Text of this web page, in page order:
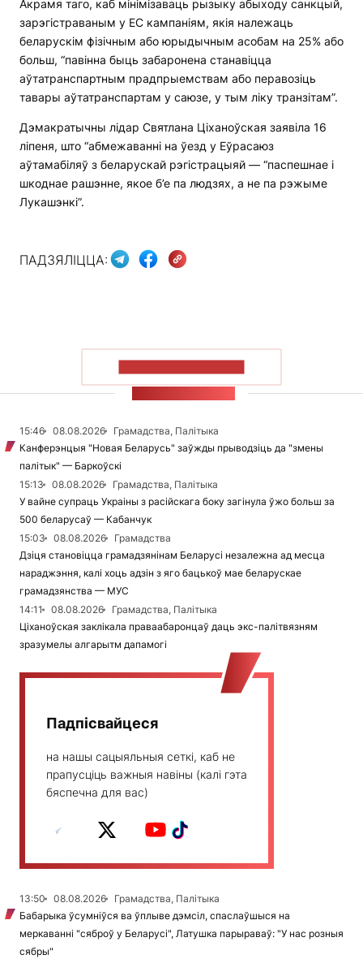
Акрамя таго, каб мінімізаваць рызыку абыходу санкцый,
зарэгістраваным у ЕС кампаніям, якія належаць
беларускім фізічным або юрыдычным асобам на 25% або
больш, “павінна быць забаронена станавіцца
аўтатранспартным прадпрыемствам або перавозіць
тавары аўтатранспартам у саюзе, у тым ліку транзітам”.
Дэмакратычны лідар Святлана Ціханоўская заявіла 16
ліпеня, што “абмежаванні на ўезд у Еўрасаюз
аўтамабіляў з беларускай рэгістрацыяй — “паспешнае і
шкоднае рашэнне, якое б’е па людзях, а не па рэжыме
Лукашэнкі”.
ПАДЗЯЛІЦЦА:
15:46 08.08.2026
Грамадства, Палітыка
Канферэнцыя "Новая Беларусь" заўжды прыводзіць да "змены
палітык" — Баркоўскі
15:13
08.08.2026
Грамадства, Палітыка
У вайне супраць Украіны з расійскага боку загінула ўжо больш за
500 беларусаў — Кабанчук
15:03
08.08.2026
Грамадства
Дзіця становіцца грамадзянінам Беларусі незалежна ад месца
нараджэння, калі хоць адзін з яго бацькоў мае беларускае
грамадзянства — МУС
14:11
08.08.2026
Грамадства, Палітыка
Ціханоўская заклікала праваабаронцаў даць экс-палітвязням
зразумелы алгарытм дапамогі
Падпісвайцеся
на нашы сацыяльныя сеткі, каб не
прапусціць важныя навіны (калі гэта
бяспечна для вас)
13:50 08.08.2026
Грамадства, Палітыка
Бабарыка ўсумніўся ва ўплыве дэмсіл, спаслаўшыся на
меркаванні "сяброў у Беларусі", Латушка парыраваў: "У нас розныя
сябры"